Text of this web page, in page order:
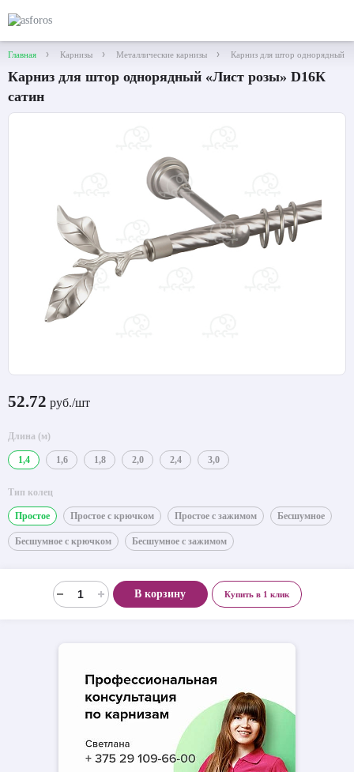
Главная Карнизы Металлические карнизы Карниз для штор однорядный
Карниз для штор однорядный «Лист розы» D16К
сатин
52.72 руб./шт
Длина (м)
1,4 1,6 1,8 2,0 2,4 3,0
Тип колец
Простое Простое с крючком Простое с зажимом Бесшумное
Бесшумное с крючком Бесшумное с зажимом
В корзину Купить в 1 клик